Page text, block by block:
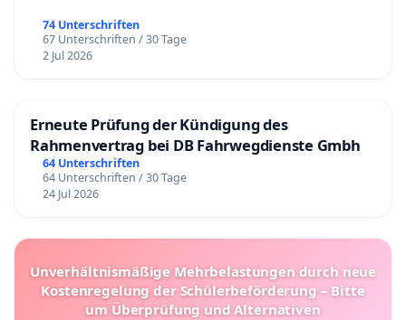
74 Unterschriften
67 Unterschriften / 30 Tage
2 Jul 2026
Erneute Prüfung der Kündigung des
Rahmenvertrag bei DB Fahrwegdienste Gmbh
64 Unterschriften
64 Unterschriften / 30 Tage
24 Jul 2026
Unverhältnismäßige Mehrbelastungen durch neue
Kostenregelung der Schülerbeförderung – Bitte
um Überprüfung und Alternativen